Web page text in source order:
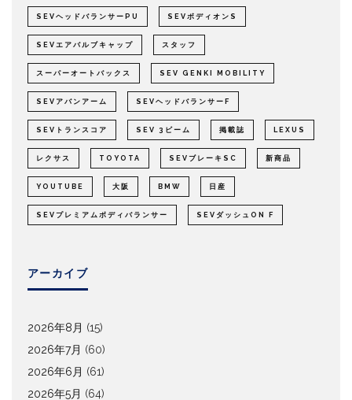
SEVヘッドバランサーPU SEVボディオンS
SEVエアバルブキャップ スタッフ
スーパーオートバックス SEV GENKI MOBILITY
SEVアバンアーム SEVヘッドバランサーF
SEVトランスコア SEV 3ビーム 掲載誌 LEXUS
レクサス TOYOTA SEVブレーキSC 新商品
YOUTUBE 大阪 BMW 日産
SEVプレミアムボディバランサー SEVダッシュON F
アーカイブ
2026年8月 (15)
2026年7月 (60)
2026年6月 (61)
2026年5月 (64)